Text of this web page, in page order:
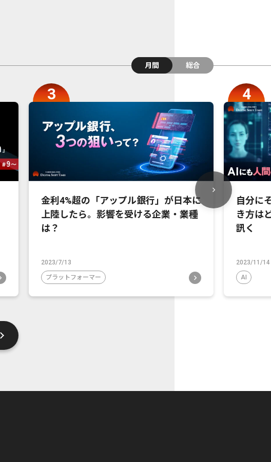
月間
総合
金利4%超の「アップル銀行」が日本に
上陸したら。影響を受ける企業・業種
は？
2023/7/13
プラットフォーマー
自分に
き方は
訊く
2023/11/14
AI